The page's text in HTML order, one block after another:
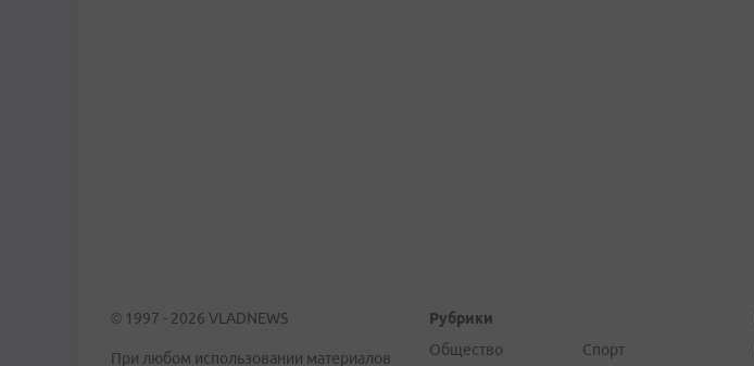
© 1997 - 2026 VLADNEWS
При любом использовании материалов
Рубрики
Общество
Спорт